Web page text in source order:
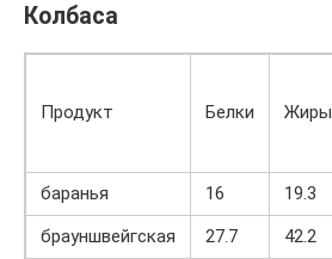
Колбаса
Продукт Белки Жиры
баранья
16 19.3
брауншвейгская
27.7 42.2